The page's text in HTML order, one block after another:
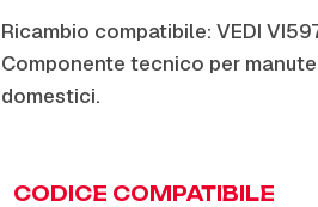
Ricambio compatibile: VEDI
Componente tecnico per
domestici.
CODICE COMPATIBILE